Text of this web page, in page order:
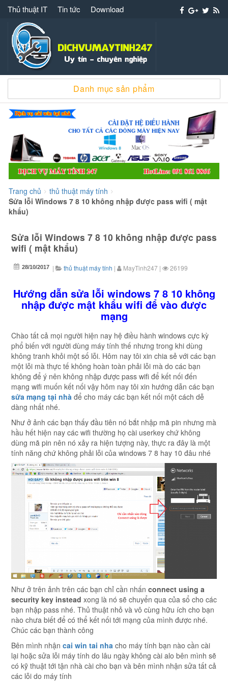
Thủ thuật IT Tin tức Download
Dịch vụ máy tính 247 – 091 861 8866 cài win
Danh mục sản phẩm
Trang chủ > thủ thuật máy tính >
Sửa lỗi Windows 7 8 10 không nhập được pass wifi ( mật
khẩu)
Sửa lỗi Windows 7 8 10 không nhập được pass
wifi ( mật khẩu)
28/10/2017 | thủ thuật máy tính | MayTinh247 | 26199
Hướng dẫn sửa lỗi windows 7 8 10 không
nhập được mật khẩu wifi để vào được
mạng
Chào tất cả mọi người hiện nay hệ điều hành windows cực kỳ
phổ biến với người dùng máy tính thế nhưng trong khi dùng
không tranh khỏi một số lỗi. Hôm nay tôi xin chia sẻ với các bạn
một lỗi mà thực tế không hoàn toàn phải lỗi mà do các bạn
không để ý nên không nhập được pass wifi để kết nối đến
mạng wifi muốn kết nối vậy hôm nay tôi xin hướng dẫn các bạn
sửa mạng tại nhà để cho máy các bạn kết nối một cách dễ
dàng nhất nhé.
Như ở ảnh các bạn thấy đầu tiên nó bắt nhập mã pin nhưng mà
hầu hết hiện nay các wifi thường họ cài userkey chứ không
dùng mã pin nên nó xảy ra hiện tượng này, thực ra đây là một
tính năng chứ không phải lỗi của windows 7 8 hay 10 đâu nhé
Như ở trên ảnh trên các bạn chỉ cần nhấn connect using a
security key instead xong là nó sẽ chuyển qua của sổ cho các
bạn nhập pass nhé. Thủ thuật nhỏ và vô cùng hữu ích cho bạn
nào chưa biết để có thể kết nối tới mạng của mình được nhé.
Chúc các bạn thành công
Bên mình nhận cai win tai nha cho máy tính bạn nào cần cài
lại hoặc sửa lỗi máy tính do lâu ngày không cài alo bên mình sẽ
có kỹ thuật tới tận nhà cài cho bạn và bên mình nhận sửa tất cả
các lỗi do máy tính